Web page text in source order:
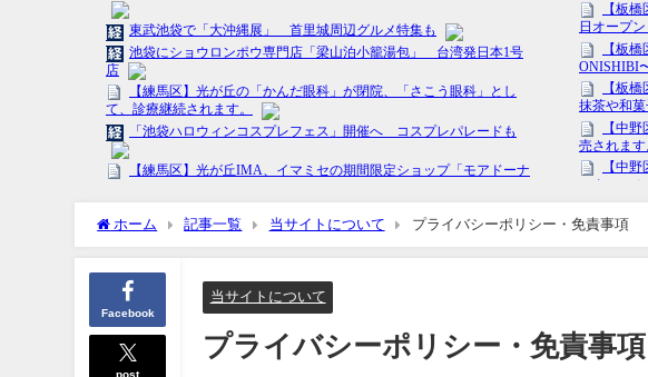
ホーム 記事一覧 当サイトについて プライバシーポリシー・免責事項
Facebook
post
当サイトについて
プライバシーポリシー・免責事項